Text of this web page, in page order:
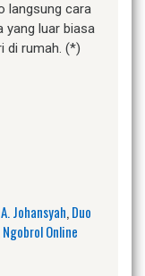
langsung cara
yang luar biasa
di rumah. (*)
Johansyah,Duo
Ngobrol Online